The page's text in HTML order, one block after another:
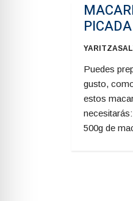
Puedes
gusto,
estos
500g de